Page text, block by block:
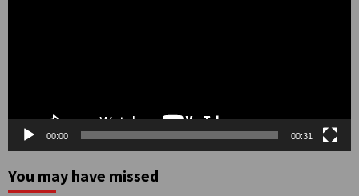
00:00 00:31
You may have missed